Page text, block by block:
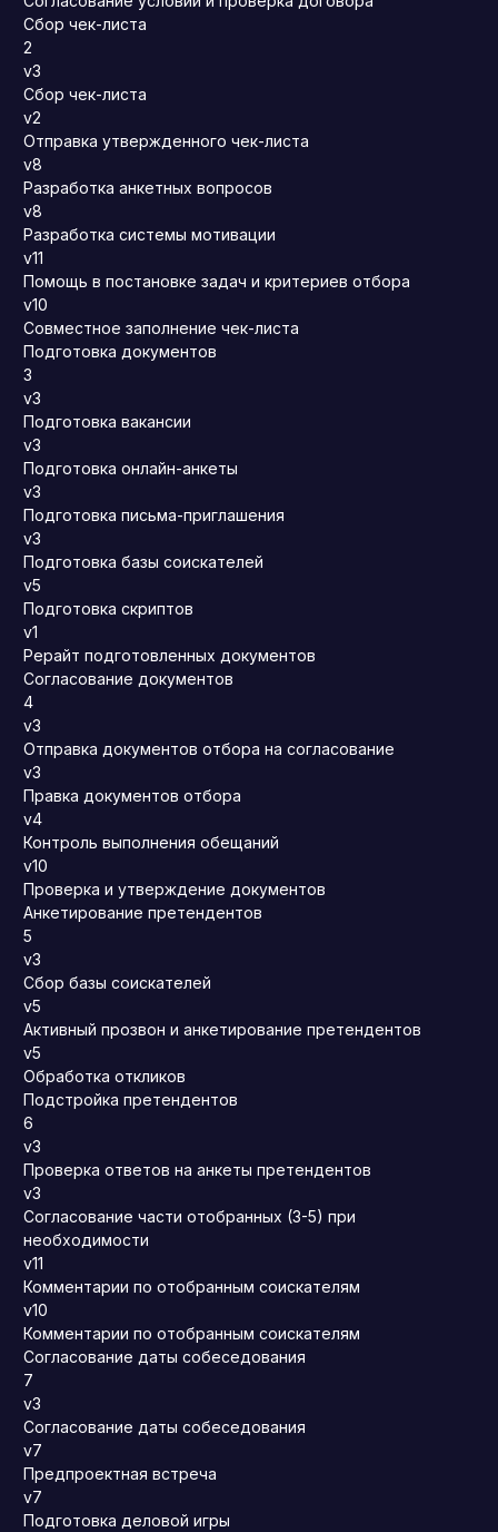
Сбор чек-листа
2
v3
Сбор чек-листа
v2
Отправка утвержденного чек-листа
v8
Разработка анкетных вопросов
v8
Разработка системы мотивации
v11
Помощь в постановке задач и критериев отбора
v10
Совместное заполнение чек-листа
Подготовка документов
3
v3
Подготовка вакансии
v3
Подготовка онлайн-анкеты
v3
Подготовка письма-приглашения
v3
Подготовка базы соискателей
v5
Подготовка скриптов
v1
Рерайт подготовленных документов
Согласование документов
4
v3
Отправка документов отбора на согласование
v3
Правка документов отбора
v4
Контроль выполнения обещаний
v10
Проверка и утверждение документов
Анкетирование претендентов
5
v3
Сбор базы соискателей
v5
Активный прозвон и анкетирование претендентов
v5
Обработка откликов
Подстройка претендентов
6
v3
Проверка ответов на анкеты претендентов
v3
Согласование части отобранных (3-5) при
необходимости
v11
Комментарии по отобранным соискателям
v10
Комментарии по отобранным соискателям
Согласование даты собеседования
7
v3
Согласование даты собеседования
v7
Предпроектная встреча
v7
Подготовка деловой игры